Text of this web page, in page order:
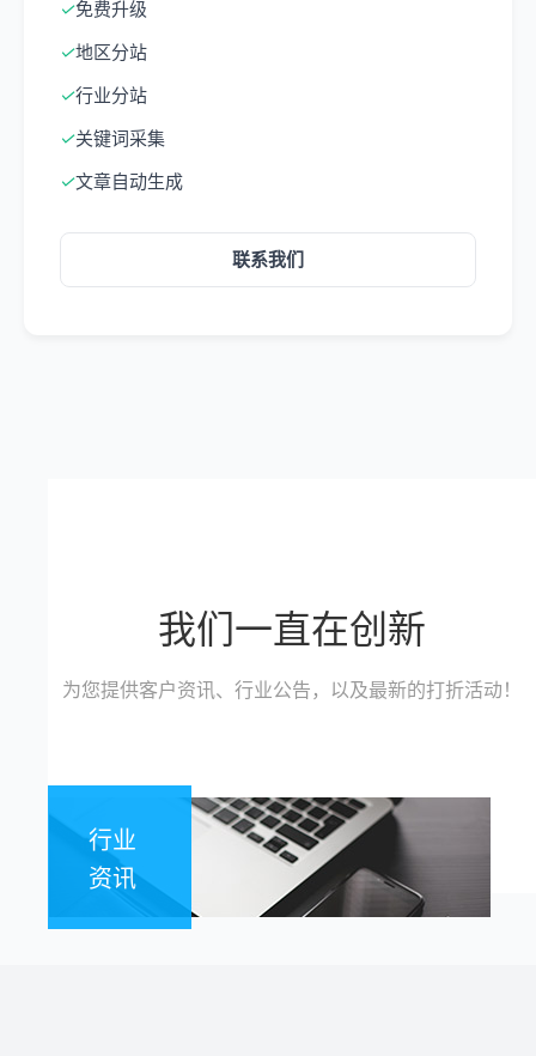
✓免费升级
✓地区分站
✓行业分站
✓关键词采集
✓文章自动生成
联系我们
我们一直在创新
为您提供客户资讯、行业公告，以及最新的打折活动！
行业
资讯